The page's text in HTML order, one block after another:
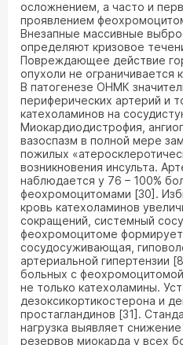
осложнением, а часто и
проявлением
Внезапные массивные
определяют кризовое
Повреждающее действие
опухоли не
В патогенезе ОНМК
периферических артерий и
катехоламинов на
Миокардиодистрофия,
вазоспазм в полной мере
пожилых
возникновения инсульта.
наблюдается у 76 – 100%
феохромоцитомами [30].
кровь катехоламинов
сокращений, системный
феохромоцитоме
сосудосуживающая,
артериальной гипертензии
больных с
не только катехоламины.
дезоксикортикостерона и
простагландинов [31].
нагрузка выявляет
резервов миокарда у всех